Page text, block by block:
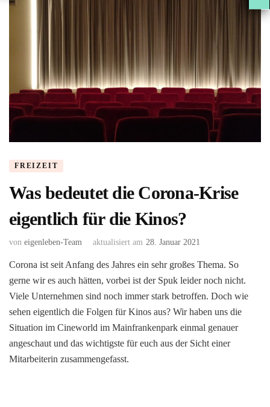
FREIZEIT
Was bedeutet die Corona-Krise
eigentlich für die Kinos?
von eigenleben-Team aktualisiert am 28. Januar 2021
Corona ist seit Anfang des Jahres ein sehr großes Thema. So
gerne wir es auch hätten, vorbei ist der Spuk leider noch nicht.
Viele Unternehmen sind noch immer stark betroffen. Doch wie
sehen eigentlich die Folgen für Kinos aus? Wir haben uns die
Situation im Cineworld im Mainfrankenpark einmal genauer
angeschaut und das wichtigste für euch aus der Sicht einer
Mitarbeiterin zusammengefasst.